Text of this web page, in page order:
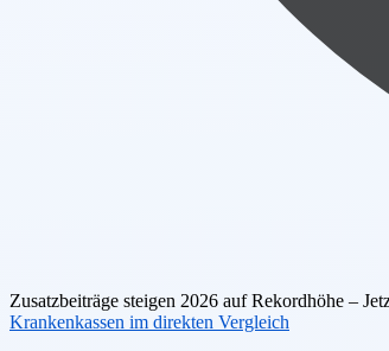
Zusatzbeiträge steigen 2026 auf Rekordhöhe –
Krankenkassen im direkten Vergleich